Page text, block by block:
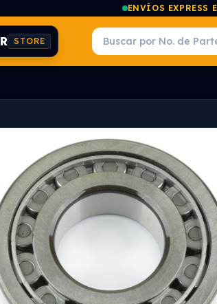
ENVÍOS EXPRESS
STORE